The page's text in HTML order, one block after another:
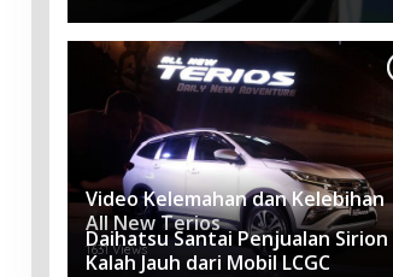
Video Kelemahan dan Kelebihan
All New Terios
1631 Views
Daihatsu Santai Penjualan Sirion
Kalah Jauh dari Mobil LCGC